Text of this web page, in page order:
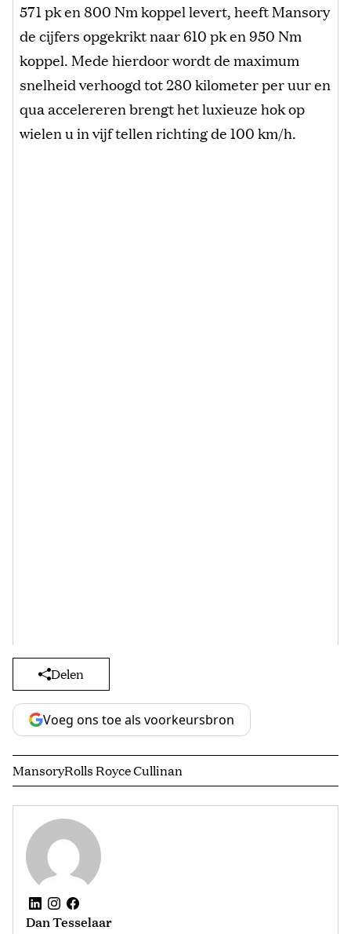
571 pk en 800 Nm koppel levert, heeft Mansory
de cijfers opgekrikt naar 610 pk en 950 Nm
koppel. Mede hierdoor wordt de maximum
snelheid verhoogd tot 280 kilometer per uur en
qua accelereren brengt het luxieuze hok op
wielen u in vijf tellen richting de 100 km/h.
Delen
Voeg ons toe als voorkeursbron
MansoryRolls Royce Cullinan
Dan Tesselaar